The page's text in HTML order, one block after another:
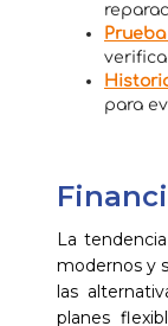
para
La
modernos y
las
planes